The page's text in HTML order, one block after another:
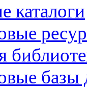
каталоги